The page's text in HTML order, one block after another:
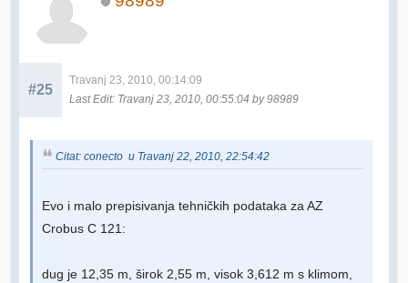
#25
Travanj 23, 2010, 00:14:09
Last Edit: Travanj 23, 2010, 00:55:04 by 98989
Citat: conecto u Travanj 22, 2010, 22:54:42
Evo i malo prepisivanja tehničkih podataka za AZ
Crobus C 121:
dug je 12,35 m, širok 2,55 m, visok 3,612 m s klimom,